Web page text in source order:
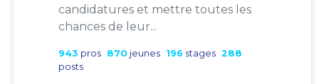
candidatures et mettre toutes les
chances de leur...
943 pros 870 jeunes 196 stages 288
posts